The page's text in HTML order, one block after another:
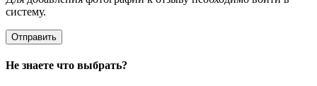
систему.
Не знаете что выбрать?